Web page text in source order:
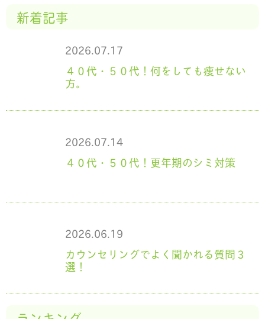
新着記事
2026.07.17
４０代・５０代！何をしても痩せない
方。
2026.07.14
４０代・５０代！更年期のシミ対策
2026.06.19
カウンセリングでよく聞かれる質問３
選！